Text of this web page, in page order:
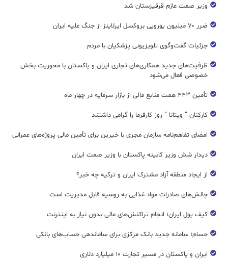
وزیر صمت عازم قرقیزستان شد
ضرر ۷۰ میلیون یورویی بروکسل ایرلاینز از جنگ علیه ایران
جزئیات گفت‌وگوی تلویزیونی پزشکیان با مردم
ظرفیت‌های جدید همکاری‌های تجاری ایران و پاکستان با محوریت بخش
خصوصی فعال می‌شود
تأمین ۴۴۳ همت منابع مالی از بازار سرمایه در چهار ماه
کارکنان ” ویتانا ” روز کارفرما را گرامی داشتند
امضای تفاهم‌نامه سازمان مجری با خیرین برای تأمین مالی پروژه‌های عمرانی
دیدار شش وزیر کابینه پاکستان با وزير صمت ایران
از ایجاد منطقه آزاد مشترک ایران و ترکیه چه خبر؟
چالش‌های صادرات مواد غذایی به روسیه قابل مدیریت است
کیف پول ایران؛ انجام تراکنش‌های مالی بدون نیاز به اینترنت
حسام؛ سامانه جدید بانک مرکزی برای ساماندهی حساب‌های بانکی
ایران و پاکستان در مسیر تجارت ۱۰ میلیارد دلاری